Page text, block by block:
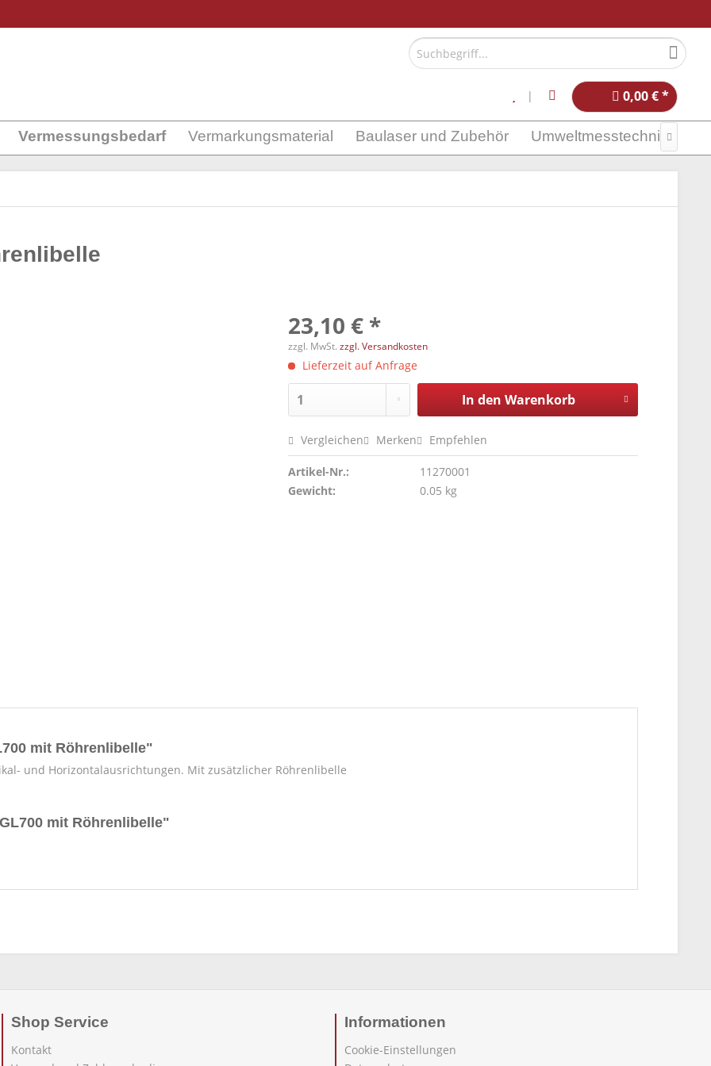
0,00 € *
Vermessungsbedarf Vermarkungsmaterial Baulaser und Zubehör Umweltmesstechnik
23,10 € *
zzgl. MwSt.zzgl. Versandkosten
Lieferzeit auf Anfrage
In den Warenkorb
Vergleichen Merken Empfehlen
Artikel-Nr.:
11270001
Gewicht:
0.05 kg
mit Röhrenlibelle"
und Horizontalausrichtungen. Mit zusätzlicher Röhrenlibelle
mit Röhrenlibelle"
Shop Service
Kontakt
Informationen
Cookie-Einstellungen